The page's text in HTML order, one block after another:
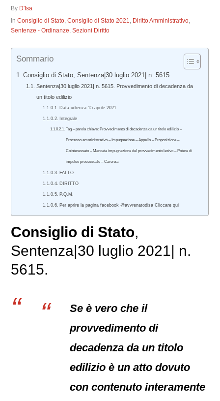
By D'Isa
InConsiglio di Stato,Consiglio di Stato 2021, Diritto Amministrativo,
Sentenze - Ordinanze,Sezioni Diritto
Sommario
Consiglio di Stato, Sentenza|30 luglio 2021| n. 5615.
Sentenza|30 luglio 2021| n. 5615. Provvedimento di decadenza da
un titolo edilizio
Data udienza 15 aprile 2021
Integrale
Tag – parola chiave: Provvedimento di decadenza da un titolo edilizio –
Processo amministrativo – Impugnazione – Appello – Proposizione –
Cointeressato – Mancata impugnazione del provvedimento lesivo – Potere di
impulso processuale – Carenza
FATTO
DIRITTO
P.Q.M.
Per aprire la pagina facebook @avvrenatodisa Cliccare qui
Consiglio di Stato,
Sentenza|30 luglio 2021| n.
5615.
Se è vero che il
provvedimento di
decadenza da un titolo
edilizio è un atto dovuto
con contenuto interamente